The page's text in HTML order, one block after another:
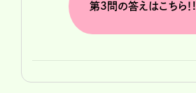
第3問の答えはこちら！!